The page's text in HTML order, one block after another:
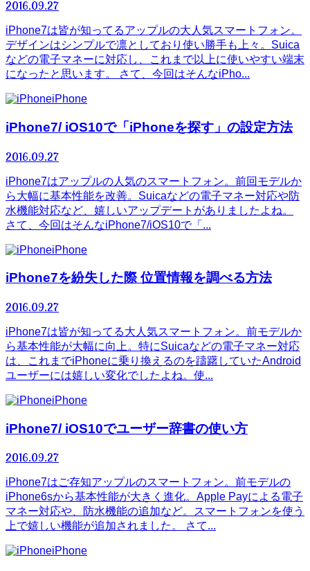
2016.09.27
iPhone7は皆が知ってるアップルの大人気スマートフォン。
デザインはシンプルで凛としており使い勝手も上々。Suica
などの電子マネーに対応し、これまで以上に使いやすい端末
になったと思います。 さて、今回はそんなiPho...
iPhone
iPhone7/ iOS10で「iPhoneを探す」の設定方法
2016.09.27
iPhone7はアップルの人気のスマートフォン。前回モデルか
ら大幅に基本性能を改善。Suicaなどの電子マネー対応や防
水機能対応など、嬉しいアップデートがありましたよね。
さて、今回はそんなiPhone7/iOS10で「...
iPhone
iPhone7を紛失した際 位置情報を調べる方法
2016.09.27
iPhone7は皆が知ってる大人気スマートフォン。前モデルか
ら基本性能が大幅に向上。特にSuicaなどの電子マネー対応
は、これまでiPhoneに乗り換えるのを躊躇していたAndroid
ユーザーには嬉しい変化でしたよね。使...
iPhone
iPhone7/ iOS10でユーザー辞書の使い方
2016.09.27
iPhone7はご存知アップルのスマートフォン。前モデルの
iPhone6sから基本性能が大きく進化。Apple Payによる電子
マネー対応や、防水機能の追加など。スマートフォンを使う
上で嬉しい機能が追加されました。 さて...
iPhone